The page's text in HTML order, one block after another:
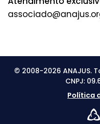
© 2008-2026 ANAJUS.
CNPJ:
Política